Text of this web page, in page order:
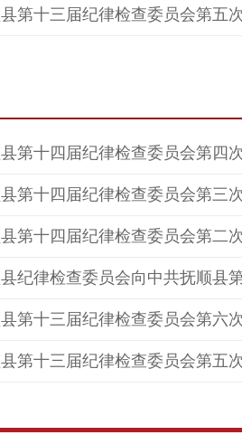
第十三届纪律检查委员会第五
第十四届纪律检查委员会第四
第十四届纪律检查委员会第三
第十四届纪律检查委员会第二
纪律检查委员会向中共抚顺县
第十三届纪律检查委员会第六
第十三届纪律检查委员会第五